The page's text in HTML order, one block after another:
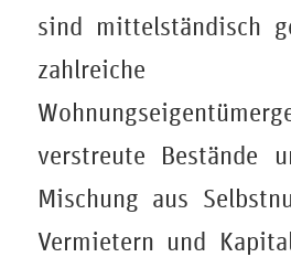
sind mittelständisch
zahlreiche
verstreute Bestände
Mischung aus
Vermietern und